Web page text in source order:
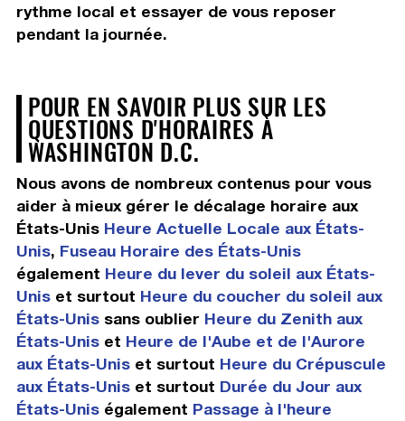
rythme local et essayer de vous reposer
pendant la journée.
POUR EN SAVOIR PLUS SUR LES
QUESTIONS D'HORAIRES À
WASHINGTON D.C.
Nous avons de nombreux contenus pour vous
aider à mieux gérer le décalage horaire aux
États-Unis Heure Actuelle Locale aux États-
Unis, Fuseau Horaire des États-Unis
également Heure du lever du soleil aux États-
Uniset surtout Heure du coucher du soleil aux
États-Unissans oublier Heure du Zenith aux
États-Uniset Heure de l'Aube et de l'Aurore
aux États-Uniset surtout Heure du Crépuscule
aux États-Uniset surtout Durée du Jour aux
États-Uniségalement Passage à l'heure